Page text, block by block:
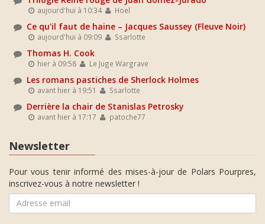
aujourd'hui à 10:34 Hoel
Ce qu'il faut de haine – Jacques Saussey (Fleuve Noir)
aujourd'hui à 09:09 Ssarlotte
Thomas H. Cook
hier à 09:58 Le Juge Wargrave
Les romans pastiches de Sherlock Holmes
avant hier à 19:51 Ssarlotte
Derrière la chair de Stanislas Petrosky
avant hier à 17:17 patoche77
Newsletter
Pour vous tenir informé des mises-à-jour de Polars Pourpres,
inscrivez-vous à notre newsletter !